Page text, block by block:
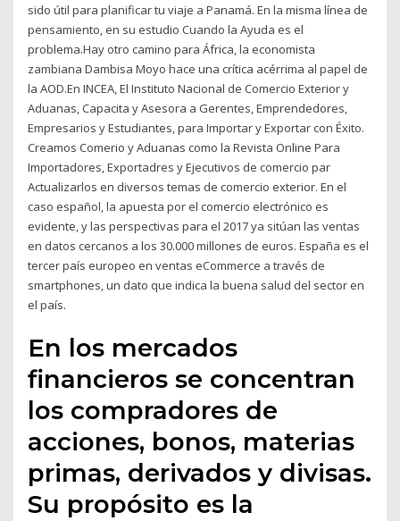
sido útil para planificar tu viaje a Panamá. En la misma línea de
pensamiento, en su estudio Cuando la Ayuda es el
problema.Hay otro camino para África, la economista
zambiana Dambisa Moyo hace una crítica acérrima al papel de
la AOD.En INCEA, El Instituto Nacional de Comercio Exterior y
Aduanas, Capacita y Asesora a Gerentes, Emprendedores,
Empresarios y Estudiantes, para Importar y Exportar con Éxito.
Creamos Comerio y Aduanas como la Revista Online Para
Importadores, Exportadres y Ejecutivos de comercio par
Actualizarlos en diversos temas de comercio exterior. En el
caso español, la apuesta por el comercio electrónico es
evidente, y las perspectivas para el 2017 ya sitúan las ventas
en datos cercanos a los 30.000 millones de euros. España es el
tercer país europeo en ventas eCommerce a través de
smartphones, un dato que indica la buena salud del sector en
el país.
En los mercados
financieros se concentran
los compradores de
acciones, bonos, materias
primas, derivados y divisas.
Su propósito es la